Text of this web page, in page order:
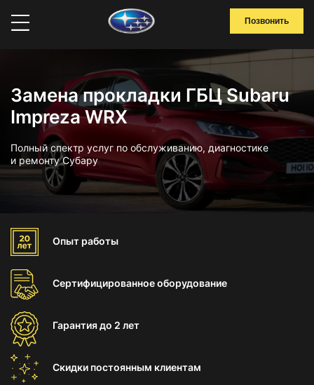
Позвонить
Замена прокладки ГБЦ Subaru
Impreza WRX
Полный спектр услуг по обслуживанию, диагностике
и ремонту Субару
Опыт работы
Сертифицированноеоборудование
Гарантиядо 2 лет
Скидки постоянным клиентам